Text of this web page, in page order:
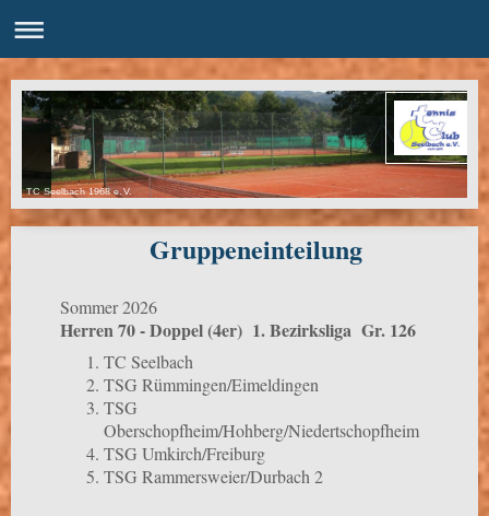
TC Seelbach 1968 e.V.
Gruppeneinteilung
Sommer 2026
Herren 70 - Doppel (4er) 1. Bezirksliga Gr. 126
TC Seelbach
TSG Rümmingen/Eimeldingen
TSG
Oberschopfheim/Hohberg/Niedertschopfheim
TSG Umkirch/Freiburg
TSG Rammersweier/Durbach 2